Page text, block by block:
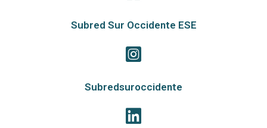
Subred Sur Occidente ESE
Subredsuroccidente